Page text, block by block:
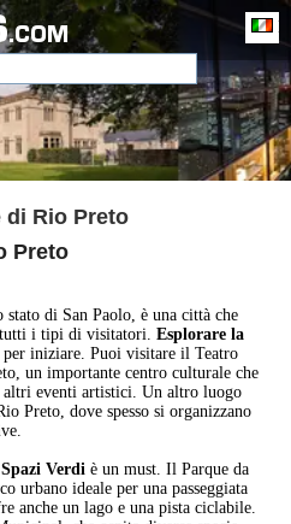
.COM
di Rio Preto
Preto
stato di San Paolo, è una città che
i tipi di visitatori. Esplorare la
iniziare. Puoi visitare il Teatro
un importante centro culturale che
altri eventi artistici. Un altro luogo
Preto, dove spesso si organizzano
Verdiè un must. Il Parque da
urbano ideale per una passeggiata
anche un lago e una pista ciclabile.